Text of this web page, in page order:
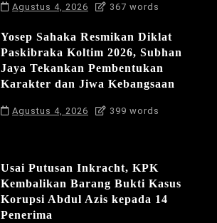
Agustus 4, 2026 367 words
Yosep Sahaka Resmikan Diklat
Paskibraka Koltim 2026, Subhan
Jaya Tekankan Pembentukan
Karakter dan Jiwa Kebangsaan
Agustus 4, 2026 399 words
Usai Putusan Inkracht, KPK
Kembalikan Barang Bukti Kasus
Korupsi Abdul Azis kepada 14
Penerima